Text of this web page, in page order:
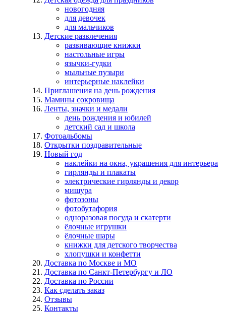
новогодняя
для девочек
для мальчиков
Детские развлечения
развивающие книжки
настольные игры
язычки-гудки
мыльные пузыри
интерьерные наклейки
Приглашения на день рождения
Мамины сокровища
Ленты, значки и медали
день рождения и юбилей
детский сад и школа
Фотоальбомы
Открытки поздравительные
Новый год
наклейки на окна, украшения для интерьера
гирлянды и плакаты
электрические гирлянды и декор
мишура
фотозоны
фотобутафория
одноразовая посуда и скатерти
ёлочные игрушки
ёлочные шары
книжки для детского творчества
хлопушки и конфетти
Доставка по Москве и МО
Доставка по Санкт-Петербургу и ЛО
Доставка по России
Как сделать заказ
Отзывы
Контакты